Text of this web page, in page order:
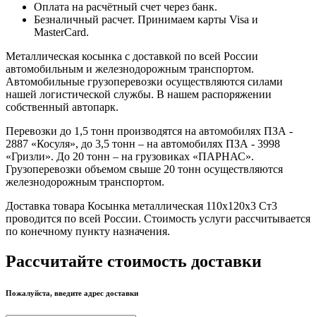
Оплата на расчётный счет через банк.
Безналичный расчет. Принимаем карты Visa и
MasterCard.
Металлическая косынка с доставкой по всей России
автомобильным и железнодорожным транспортом.
Автомобильные грузоперевозки осуществляются силами
нашей логистической службы. В нашем распоряжении
собственный автопарк.
Перевозки до 1,5 тонн производятся на автомобилях ПЗА -
2887 «Косуля», до 3,5 тонн – на автомобилях ПЗА - 3998
«Гризли». До 20 тонн – на грузовиках «ПАРНАС».
Грузоперевозки объемом свыше 20 тонн осуществляются
железнодорожным транспортом.
Доставка товара Косынка металлическая 110х120х3 Ст3
проводится по всей России. Стоимость услуги рассчитывается
по конечному пункту назначения.
Рассчитайте стоимость доставки
Пожалуйста, введите адрес доставки